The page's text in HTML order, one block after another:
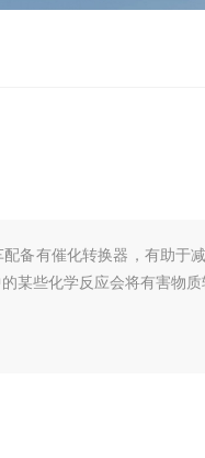
备有催化转换器，有助于
某些化学反应会将有害物质